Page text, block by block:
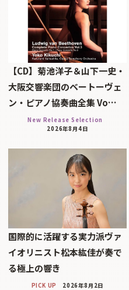
【CD】菊池洋子＆山下一史・
大阪交響楽団のベートーヴェ
ン・ピアノ協奏曲全集 Vo…
New Release Selection
2026年8月4日
国際的に活躍する実力派ヴァ
イオリニスト松本紘佳が奏で
る極上の響き
PICK UP 2026年8月2日